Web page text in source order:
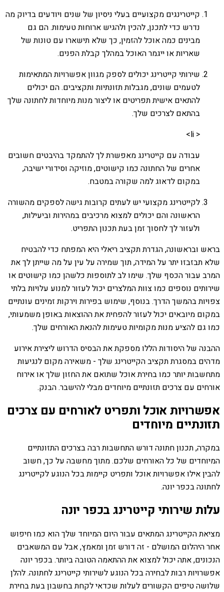
קייטרינגים מקצועיים בעלי ניסיון של שנים ויודעים בדיוק מה
נדרש כדי לתכנן, להכין ולהגיש ארוחות טעימות. הם גם
מבינים כמה אוכל להזמין, כך שלא תישארו עם טונות של
שאריות או ייגמר האוכל במהלך קבלת הפנים.
שירותי קייטרינג יכולים לספק מגוון אפשרויות המתאימות
לטעמים שונים, מגבלות תזונתיות ותקציבים. הם יכולים
להתאים אישית תפריטים או ליצור מנות מיוחדות לחתונה שלך
בהתאם לצרכים שלך.
< li>
עבודה עם קייטרינג מאפשרת לך להתמקד בהיבטים חשובים
אחרים של החתונה כמו קישוטים, מוזיקה וסידורי ישיבה,
במקום לדאוג למה שקורה במטבח.
לקייטרינג מקצועי יש לעתים קרובות גישה לספקים מהשורה
הראשונה והם יכולים למצוא מרכיבים במהירות וביעילות,
ולעזור לך לחסוך זמן בעת תכנון התפריט.
בראש ובראשונה, הגדרת תקציב ריאלי היא המפתח כדי להבטיח
שלא תבזבזו יתר על המידה, תוך שמירה על עין על מה שייתן לך את
המרב עבור הכסף שלך. שימו לב לתוספות כלשהן כמו קישוטים או
שירותים נוספים כמו צוות המלצרים יכול לעזור למנוע עלויות בלתי
צפויות בהמשך הדרך. בנוסף, שימוש בפירות וירקות זמינים עונתיים
במקום מיובאים יכול לעזור להפחית את ההוצאות באופן משמעותי,
כמו גם להציע מנות מקומיות טעימות להנאת האורחים שלך.
ההבנה של היסודות הללו מספקת את הבסיס הדרוש ליצירת אירוע
מדהים במסגרת תקציב הקייטרינג שלך - משאירה מקום לנגיעות
מתחשבות יותר כמו בחירת אוכל שתואם את החזון שלך או אירוח
אורחים עם צרכים תזונתיים מיוחדים מבלי להישבר. הבנק.
אפשרויות אוכל ותפריט לאורחים עם צרכים
תזונתיים מיוחדים
במקרה, תכנון חתונה דורש התחשבות רבה בצרכים התזונתיים
המיוחדים של כל האורחים שלכם. מתוך מחשבה על כך, חשוב
להבין אילו אפשרויות אוכל ותפריט קיימות בכל הנוגע לקייטרינג
לחתונה בכפר יונה.
עלות שירותי קייטרינג בכפר יונה
מציאת הקייטרינג המתאים עבור היום המיוחד שלך הוא כמו חיפוש
אחר היהלום המושלם - זה דורש זמן ומאמץ, אבל עם המשאבים
הנכונים, אתה יכול למצוא את ההתאמה הטובה ביותר. בכפר יונה
אפשרויות רבות לבחירה בכל הנוגע לשירותי קייטרינג לחתונה. להלן
שלושה טיפים הקשורים לעלות שכדאי לקחת בחשבון בעת בחירת